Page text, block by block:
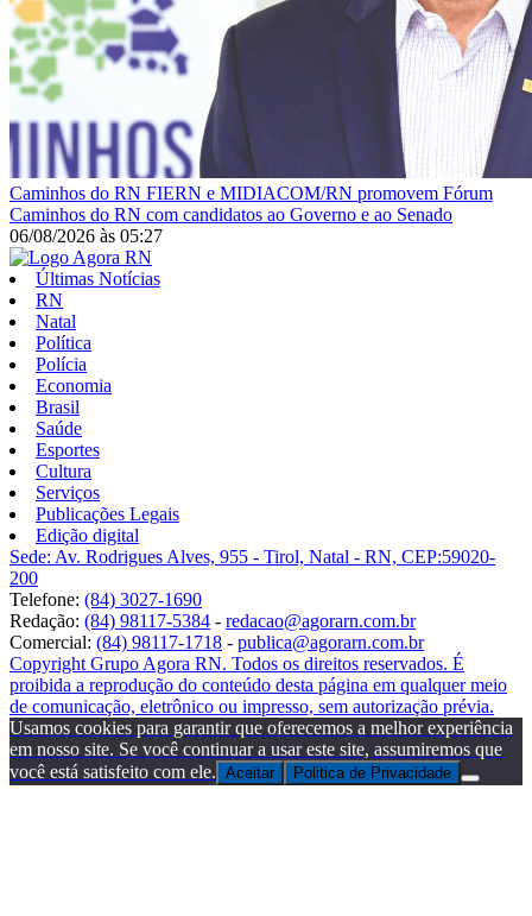
Caminhos do RN FIERN e MIDIACOM/RN promovem Fórum
Caminhos do RN com candidatos ao Governo e ao Senado
06/08/2026 às 05:27
Últimas Notícias
RN
Natal
Política
Polícia
Economia
Brasil
Saúde
Esportes
Cultura
Serviços
Publicações Legais
Edição digital
Sede: Av. Rodrigues Alves, 955 - Tirol, Natal - RN, CEP:59020-
200
Telefone: (84) 3027-1690
Redação: (84) 98117-5384 - redacao@agorarn.com.br
Comercial: (84) 98117-1718 - publica@agorarn.com.br
Copyright Grupo Agora RN. Todos os direitos reservados. É
proibida a reprodução do conteúdo desta página em qualquer meio
de comunicação, eletrônico ou impresso, sem autorização prévia.
Usamos cookies para garantir que oferecemos a melhor experiência
em nosso site. Se você continuar a usar este site, assumiremos que
você está satisfeito com ele. Aceitar Politica de Privacidade